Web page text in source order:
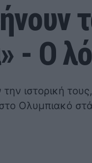
- Ο
ιστορική
Ολυμπιακό